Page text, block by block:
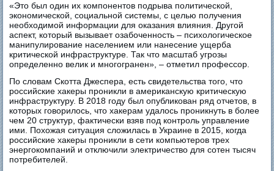
«Это был один их компонентов подрыва политической,
экономической, социальной системы, с целью получения
необходимой информации для оказания влияния. Другой
аспект, который вызывает озабоченность – психологическое
манипулирование населением или нанесение ущерба
критической инфраструктуре. Так что масштаб угрозы
определенно велик и многогранен», – отметил профессор.
По словам Скотта Джеспера, есть свидетельства того, что
российские хакеры проникли в американскую критическую
инфраструктуру. В 2018 году был опубликован ряд отчетов, в
которых говорилось, что хакерам удалось проникнуть в более
чем 20 структур, фактически взяв под контроль управление
ими. Похожая ситуация сложилась в Украине в 2015, когда
российские хакеры проникли в сети компьютеров трех
энергокомпаний и отключили электричество для сотен тысяч
потребителей.